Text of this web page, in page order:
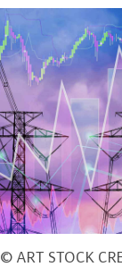
© ART STOCK